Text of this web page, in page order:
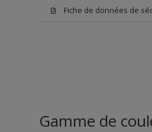
Fiche de données de
Gamme de